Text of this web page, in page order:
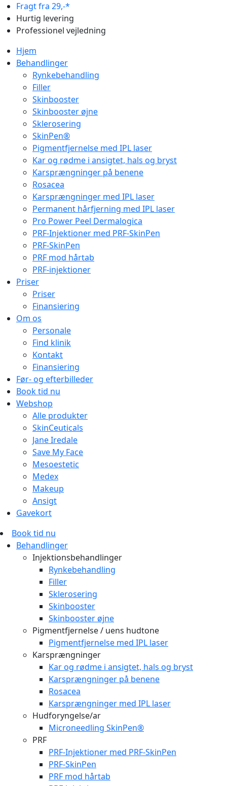
Fragt fra 29,-*
Hurtig levering
Professionel vejledning
Hjem
Behandlinger
Rynkebehandling
Filler
Skinbooster
Skinbooster øjne
Sklerosering
SkinPen®
Pigmentfjernelse med IPL laser
Kar og rødme i ansigtet, hals og bryst
Karsprængninger på benene
Rosacea
Karsprængninger med IPL laser
Permanent hårfjerning med IPL laser
Pro Power Peel Dermalogica
PRF-Injektioner med PRF-SkinPen
PRF-SkinPen
PRF mod hårtab
PRF-injektioner
Priser
Priser
Finansiering
Om os
Personale
Find klinik
Kontakt
Finansiering
Før- og efterbilleder
Book tid nu
Webshop
Alle produkter
SkinCeuticals
Jane Iredale
Save My Face
Mesoestetic
Medex
Makeup
Ansigt
Gavekort
Book tid nu
Behandlinger
Injektionsbehandlinger
Rynkebehandling
Filler
Sklerosering
Skinbooster
Skinbooster øjne
Pigmentfjernelse / uens hudtone
Pigmentfjernelse med IPL laser
Karsprængninger
Kar og rødme i ansigtet, hals og bryst
Karsprængninger på benene
Rosacea
Karsprængninger med IPL laser
Hudforyngelse/ar
Microneedling SkinPen®
PRF
PRF-Injektioner med PRF-SkinPen
PRF-SkinPen
PRF mod hårtab